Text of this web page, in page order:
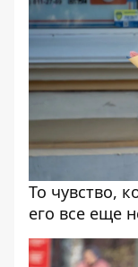
То чувство,
его все еще